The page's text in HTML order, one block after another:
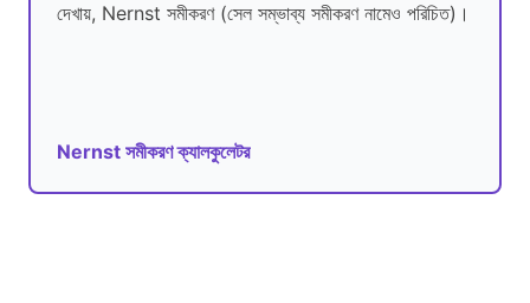
দেখায়, Nernst সমীকরণ (সেল সম্ভাব্য সমীকরণ নামেও পরিচিত)।
Nernst সমীকরণ ক্যালকুলেটর